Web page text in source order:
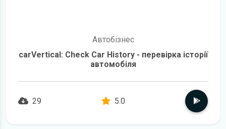
Автобізнес
carVertical: Check Car History - перевірка історії
автомобіля
29
5.0